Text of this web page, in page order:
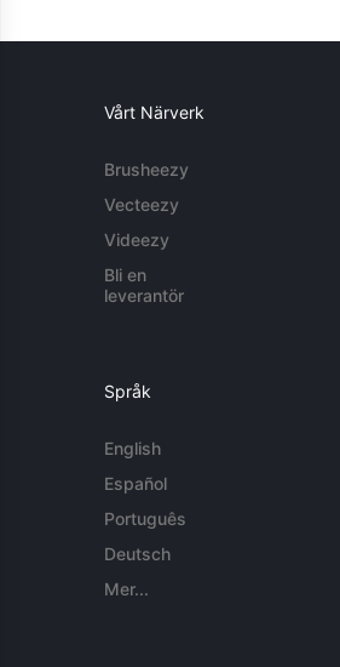
Vårt Närverk
Brusheezy
Vecteezy
Videezy
Bli en
leverantör
Språk
English
Español
Português
Deutsch
Mer...